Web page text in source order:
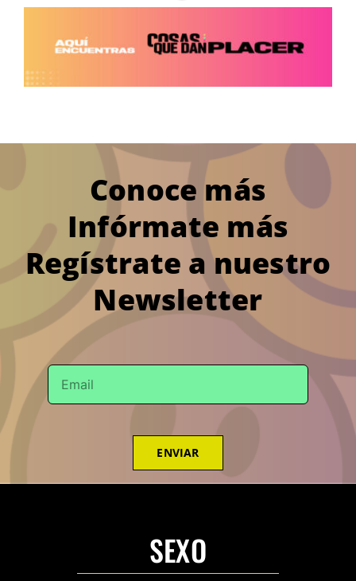
Conoce más
Infórmate más
Regístrate a nuestro
Newsletter
ENVIAR
SEXO